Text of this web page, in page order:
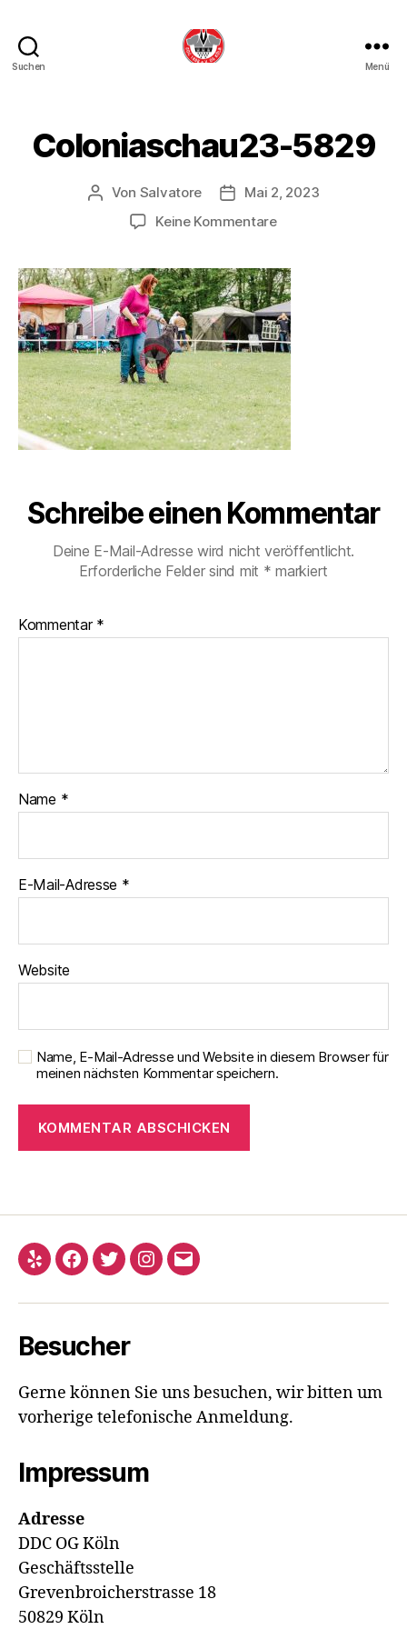
Suchen Menü
Coloniaschau23-5829
Beitragsautor
Von Salvatore Beitragsdatum
Mai 2, 2023
Keine Kommentarezu
Schreibe einen Kommentar
Deine E-Mail-Adresse wird nicht veröffentlicht.
Erforderliche Felder sind mit * markiert
Kommentar *
Name *
E-Mail-Adresse *
Website
Name, E-Mail-Adresse und Website in diesem Browser für
meinen nächsten Kommentar speichern.
Yelp Facebook
TwitterInstagram
E-
Besucher
Gerne können Sie uns besuchen, wir bitten um
vorherige telefonische Anmeldung.
Impressum
Adresse
DDC OG Köln
Geschäftsstelle
Grevenbroicherstrasse 18
50829 Köln